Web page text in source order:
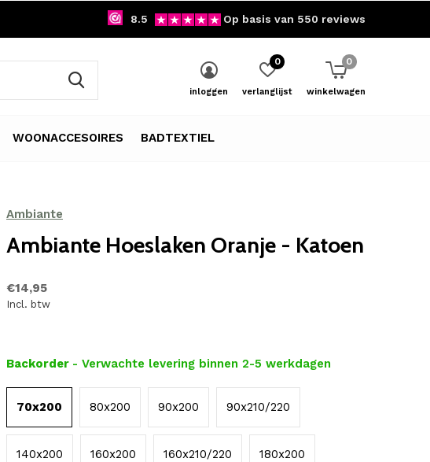
WOONACCESOIRES BADTEXTIEL
inloggen verlanglijst
0
winkelwagen
0
8.5 Op basis van 550 reviews
Ambiante
Ambiante Hoeslaken Oranje - Katoen
€14,95
Incl. btw
Backorder - Verwachte levering binnen 2-5 werkdagen
70x200 80x200 90x200 90x210/220
140x200 160x200 160x210/220 180x200